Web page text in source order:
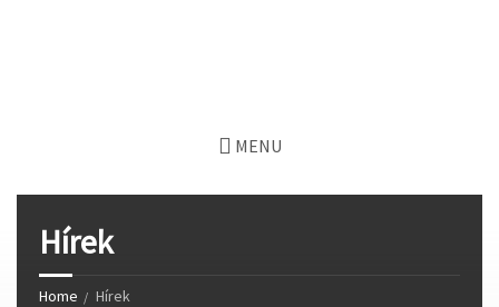
MENU
Hírek
Home Hírek